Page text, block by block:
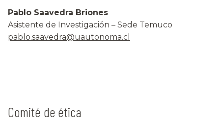
Pablo Saavedra Briones
Asistente de Investigación – Sede Temuco
pablo.saavedra@uautonoma.cl
Comité de ética